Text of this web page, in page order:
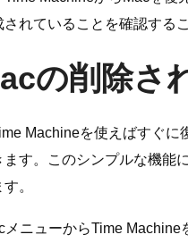
れていることを確認する
の削除さ
Machineを使えばすぐ
す。このシンプルな機能
。
メニューからTime Machine